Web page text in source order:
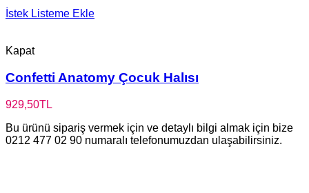
İstek Listeme Ekle
Kapat
Confetti Anatomy Çocuk Halısı
929,50TL
Bu ürünü sipariş vermek için ve detaylı bilgi almak için bize
0212 477 02 90 numaralı telefonumuzdan ulaşabilirsiniz.